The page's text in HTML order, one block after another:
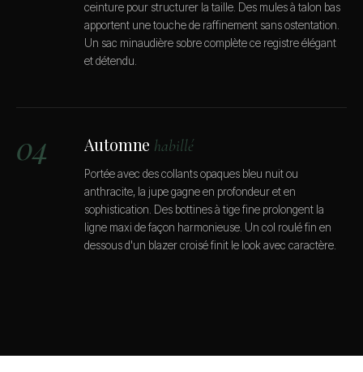
ceinture pour structurer la taille. Des mules à talon bas
apportent une touche de raffinement sans ostentation.
Un sac minaudière sobre complète ce registre élégant
et détendu.
04 Automne habillé
Portée avec des collants opaques bleu nuit ou
anthracite, la jupe gagne en profondeur et en
sophistication. Des bottines à tige fine prolongent la
ligne maxi de façon harmonieuse. Un col roulé fin en
dessous d'un blazer croisé finit le look avec caractère.